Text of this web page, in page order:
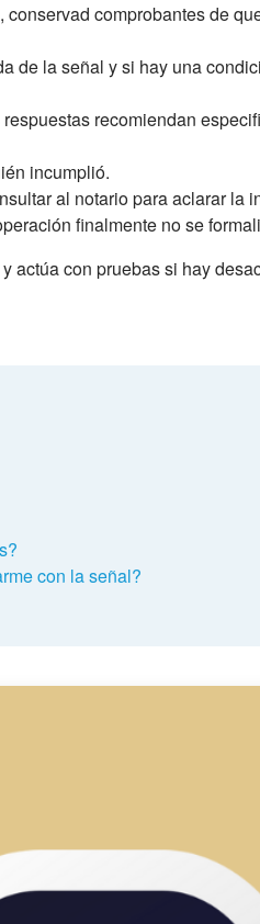
comprobantes de
de la señal y si hay una
recomiendan
incumplió.
al notario para aclarar la
finalmente no se
actúa con pruebas si hay
con la señal?